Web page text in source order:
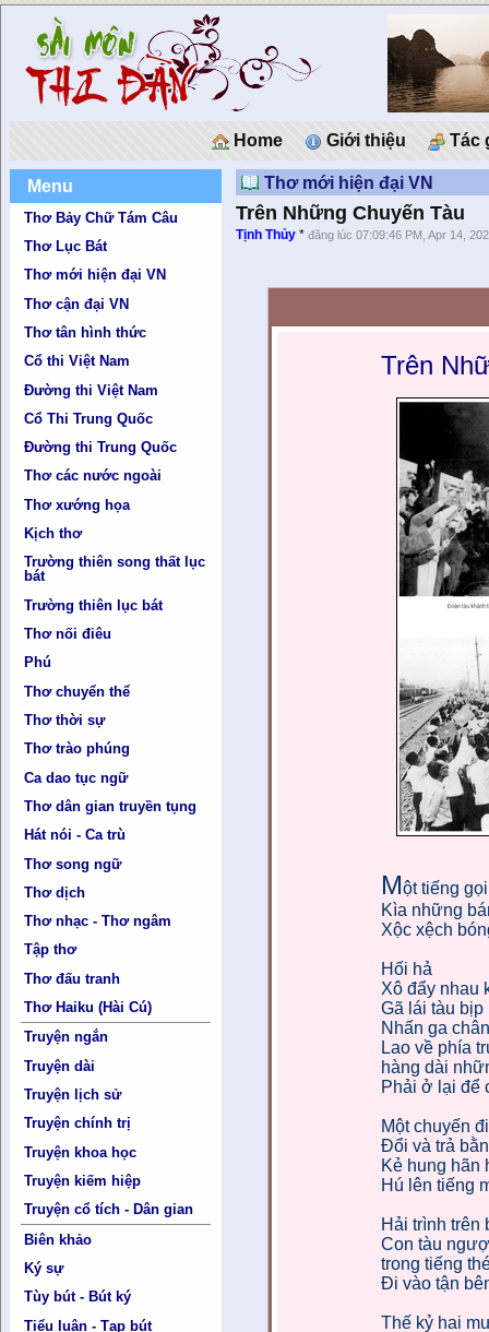
Home Giới thiệu Tác
Menu
Thơ Bảy Chữ Tám Câu
Thơ Lục Bát
Thơ mới hiện đại VN
Thơ cận đại VN
Thơ tân hình thức
Cổ thi Việt Nam
Đường thi Việt Nam
Cổ Thi Trung Quốc
Đường thi Trung Quốc
Thơ các nước ngoài
Thơ xướng họa
Kịch thơ
Trường thiên song thất lục
bát
Trường thiên lục bát
Thơ nối điêu
Phú
Thơ chuyển thể
Thơ thời sự
Thơ trào phúng
Ca dao tục ngữ
Thơ dân gian truyền tụng
Hát nói - Ca trù
Thơ song ngữ
Thơ dịch
Thơ nhạc - Thơ ngâm
Tập thơ
Thơ đấu tranh
Thơ Haiku (Hài Cú)
Truyện ngắn
Truyện dài
Truyện lịch sử
Truyện chính trị
Truyện khoa học
Truyện kiếm hiệp
Truyện cổ tích - Dân gian
Biên khảo
Ký sự
Tùy bút - Bút ký
Tiểu luận - Tạp bút
Thơ mới hiện đại VN
Trên Những Chuyến Tàu
Tịnh Thủy *đăng lúc 07:09:46 PM, Apr 14,
Trên
Một tiếng
Kìa những
Xộc xệch
Hối hả
Xô đẩy nhau
Gã lái tàu bịp
Nhấn ga
Lao về phía
hàng dài
Phải ở lại để
Một chuyến
Đổi và trả
Kẻ hung hãn
Hú lên tiếng
Hải trình trên
Con tàu
trong tiếng
Đi vào tận
Thế kỷ hai